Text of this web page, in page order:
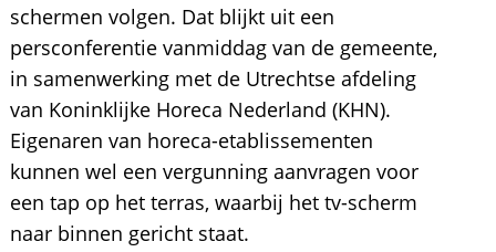
schermen volgen. Dat blijkt uit een
persconferentie vanmiddag van de gemeente,
in samenwerking met de Utrechtse afdeling
van Koninklijke Horeca Nederland (KHN).
Eigenaren van horeca-etablissementen
kunnen wel een vergunning aanvragen voor
een tap op het terras, waarbij het tv-scherm
naar binnen gericht staat.